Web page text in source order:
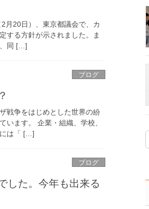
月20日）、東京都議会で、カ
する方針が示されました。ま
、同 […]
ブログ
戦争をはじめとした世界の紛
います。 企業・組織、学校、
は「 […]
ブログ
した。今年も出来る